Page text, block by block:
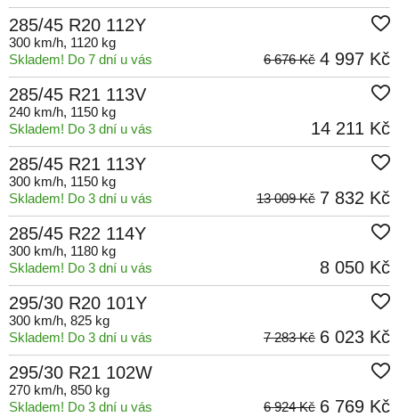
285/45 R20 112Y
300 km/h, 1120 kg
Skladem! Do 7 dní u vás
4 997 Kč
6 676 Kč
285/45 R21 113V
240 km/h, 1150 kg
Skladem! Do 3 dní u vás
14 211 Kč
285/45 R21 113Y
300 km/h, 1150 kg
Skladem! Do 3 dní u vás
7 832 Kč
13 009 Kč
285/45 R22 114Y
300 km/h, 1180 kg
Skladem! Do 3 dní u vás
8 050 Kč
295/30 R20 101Y
300 km/h, 825 kg
Skladem! Do 3 dní u vás
6 023 Kč
7 283 Kč
295/30 R21 102W
270 km/h, 850 kg
Skladem! Do 3 dní u vás
6 769 Kč
6 924 Kč